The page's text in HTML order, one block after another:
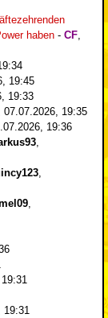
haben - CF
19:45
19:33
07.07.2026, 19:35
19:36